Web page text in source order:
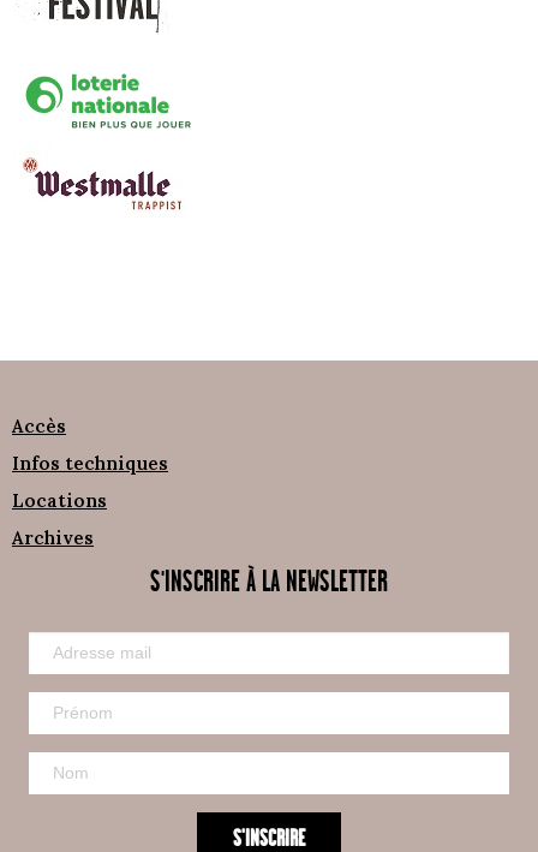
Accès
Infos techniques
Locations
Archives
S'INSCRIRE À LA NEWSLETTER